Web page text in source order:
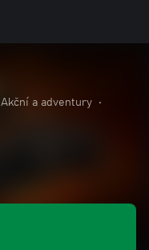
Akční a adventury
•